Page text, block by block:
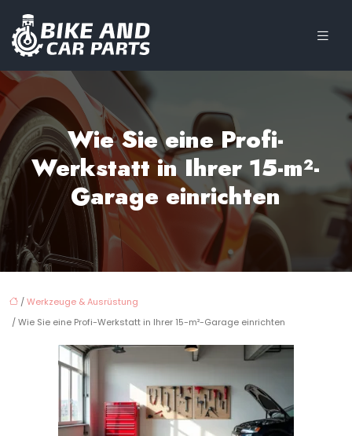
Wie Sie eine Profi-
Werkstatt in Ihrer 15-m²-
Garage einrichten
/Werkzeuge & Ausrüstung
/ Wie Sie eine Profi-Werkstatt in Ihrer 15-m²-Garage einrichten